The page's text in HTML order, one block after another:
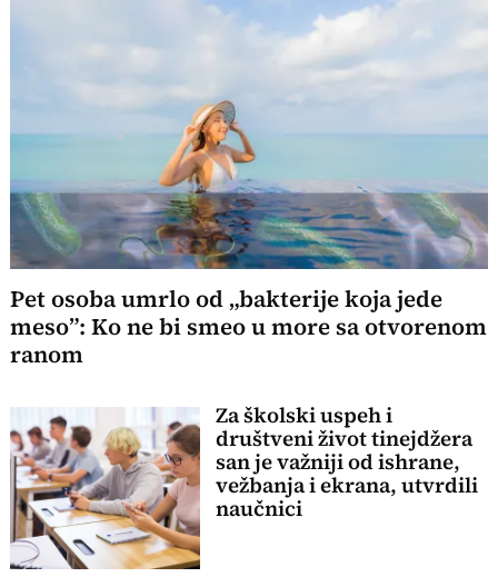
Pet osoba umrlo od „bakterije koja jede
meso”: Ko ne bi smeo u more sa otvorenom
ranom
Za školski uspeh i
društveni život tinejdžera
san je važniji od ishrane,
vežbanja i ekrana, utvrdili
naučnici